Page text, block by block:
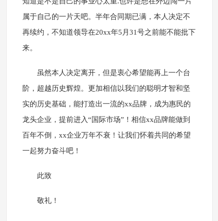
属于自己的一片天吧。半年合同期已满，本人决定不
再续约，不知道领导在20xx年5月31号之前能不能批下
来。
虽然本人决定离开，但是衷心希望能再上一个台
阶，超越历史辉煌。更加相信以我们的聪明才智和坚
实的历史基础，能打造出一流的xx品牌，成为惠民的
龙头企业，提前进入“国际市场”！相信xx品牌能做到
百年不倒，xx企业万年不衰！让我们怀着共同的希望
一起努力奋斗吧！
此致
敬礼！